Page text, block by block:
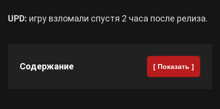
UPD: игру взломали спустя 2 часа после релиза.
Содержание [ Показать ]